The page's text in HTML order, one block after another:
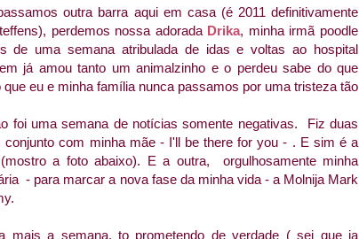
outra barra aqui em casa (é 2011 definitivamente
perdemos nossa adorada Drika, minha irmã poodle
de uma semana atribulada de idas e voltas ao hospital
já amou tanto um animalzinho e o perdeu sabe do que
que eu e minha família nunca passamos por uma tristeza tão
foi uma semana de notícias somente negativas. Fiz duas
conjunto com minha mãe - I'll be there for you - . E sim é a
a foto abaixo). E a outra, orgulhosamente minha
- para marcar a nova fase da minha vida - a Molnija Mark
mais a semana, to prometendo de verdade ( sei que ja